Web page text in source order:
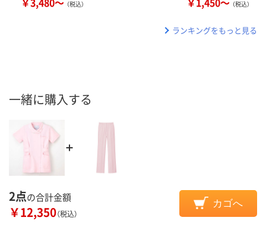
（税込） （税込）
ランキングをもっと見る
一緒に購入する
2点の合計金額
￥12,350（税込）
カゴへ